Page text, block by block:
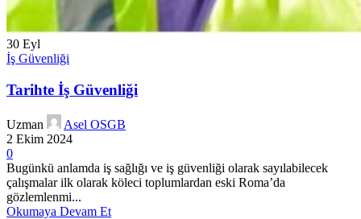
30 Eyl
İş Güvenliği
Tarihte İş Güvenliği
Uzman
Asel OSGB
2 Ekim 2024
0
Bugünkü anlamda iş sağlığı ve iş güvenliği olarak sayılabilecek
çalışmalar ilk olarak köleci toplumlardan eski Roma’da
gözlemlenmi...
Okumaya Devam Et